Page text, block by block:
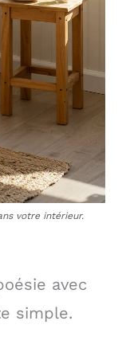
votre intérieur.
avec
simple.